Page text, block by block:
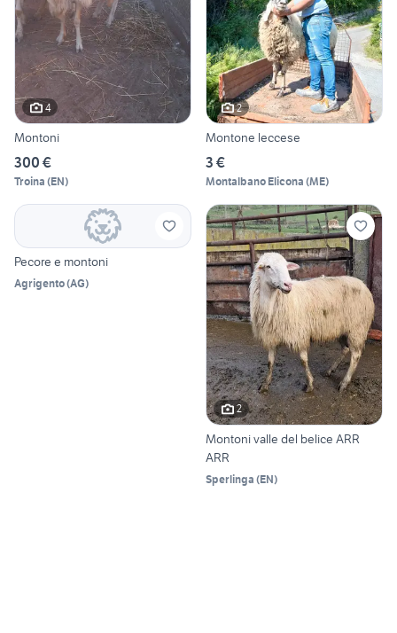
4
Montoni
300 €
Troina (EN)
2
Montone leccese
3 €
Montalbano Elicona (ME)
Pecore e montoni
Agrigento(AG)
2
Montoni valle del belice ARR
ARR
Sperlinga (EN)